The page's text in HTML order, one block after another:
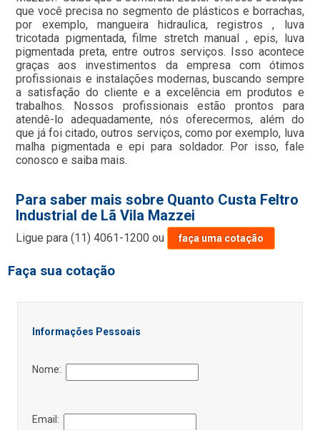
que você precisa no segmento de plásticos e borrachas,
por exemplo, mangueira hidraulica, registros , luva
tricotada pigmentada, filme stretch manual , epis, luva
pigmentada preta, entre outros serviços. Isso acontece
graças aos investimentos da empresa com ótimos
profissionais e instalações modernas, buscando sempre
a satisfação do cliente e a excelência em produtos e
trabalhos. Nossos profissionais estão prontos para
atendê-lo adequadamente, nós oferecermos, além do
que já foi citado, outros serviços, como por exemplo, luva
malha pigmentada e epi para soldador. Por isso, fale
conosco e saiba mais.
Para saber mais sobre Quanto Custa Feltro
Industrial de Lã Vila Mazzei
Ligue para(11) 4061-1200 ou faça uma cotação
Faça sua cotação
Informações Pessoais
Nome:
Email: